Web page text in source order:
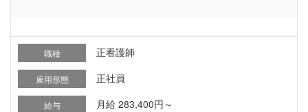
職種 正看護師
雇用形態 正社員
給与 月給 283,400円～